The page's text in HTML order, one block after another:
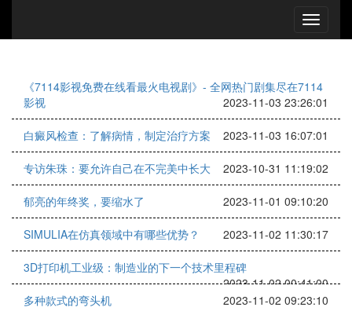
《7114影视免费在线看最火电视剧》- 全网热门剧集尽在7114
影视
2023-11-03 23:26:01
白癜风检查：了解病情，制定治疗方案 2023-11-03 16:07:01
专访朱珠：要允许自己在不完美中长大 2023-10-31 11:19:02
郁亮的年终奖，要缩水了 2023-11-01 09:10:20
SIMULIA在仿真领域中有哪些优势？ 2023-11-02 11:30:17
3D打印机工业级：制造业的下一个技术里程碑
2023-11-02 00:41:00
多种款式的弯头机
2023-11-02 09:23:10